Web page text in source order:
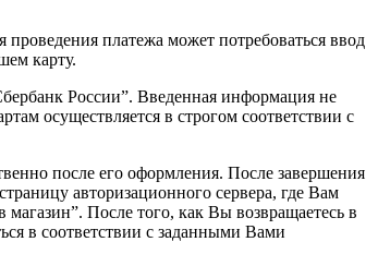
платежа может потребоваться ввод
карту.
России”. Введенная информация не
осуществляется в строгом соответствии с
после его оформления. После завершения
авторизационного сервера, где Вам
После того, как Вы возвращаетесь в
в соответствии с заданными Вами